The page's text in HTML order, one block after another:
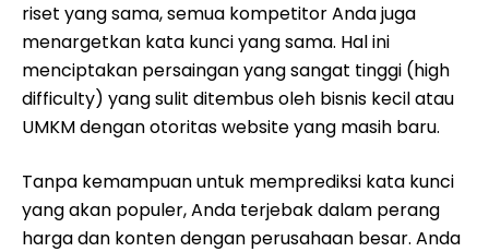
riset yang sama, semua kompetitor Anda juga
menargetkan kata kunci yang sama. Hal ini
menciptakan persaingan yang sangat tinggi (high
difficulty) yang sulit ditembus oleh bisnis kecil atau
UMKM dengan otoritas website yang masih baru.
Tanpa kemampuan untuk memprediksi kata kunci
yang akan populer, Anda terjebak dalam perang
harga dan konten dengan perusahaan besar. Anda